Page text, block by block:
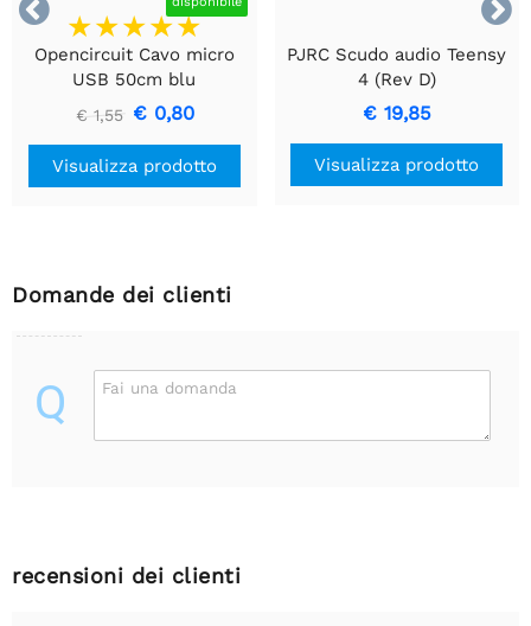


Opencircuit Cavo micro
USB 50cm blu
€ 1,55 € 0,80
Visualizza prodotto
PJRC Scudo audio Teensy
4 (Rev D)
€ 19,85
Visualizza prodotto
Domande dei clienti
Q Fai una domanda
recensioni dei clienti